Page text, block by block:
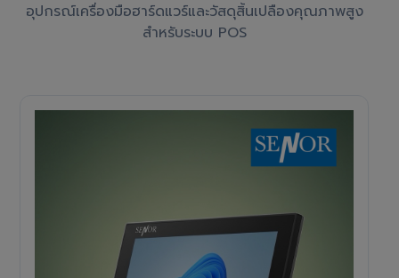
อุปกรณ์เครื่องมือฮาร์ดแวร์และวัสดุสิ้นเปลืองคุณภาพสูง
สำหรับระบบ POS